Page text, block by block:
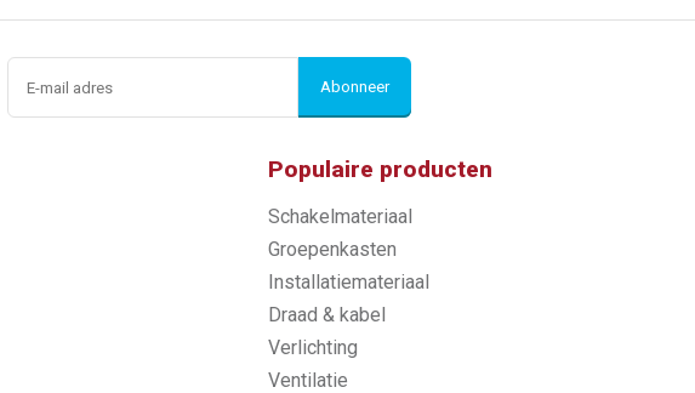
Abonneer
Populaire producten
Schakelmateriaal
Groepenkasten
Installatiemateriaal
Draad & kabel
Verlichting
Ventilatie